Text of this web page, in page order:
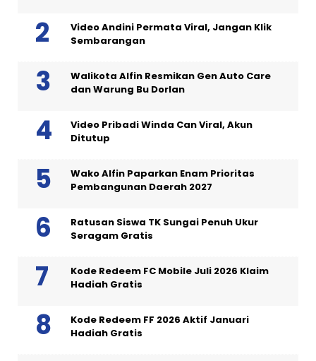
Video Andini Permata Viral, Jangan Klik
Sembarangan
Walikota Alfin Resmikan Gen Auto Care
dan Warung Bu Dorlan
Video Pribadi Winda Can Viral, Akun
Ditutup
Wako Alfin Paparkan Enam Prioritas
Pembangunan Daerah 2027
Ratusan Siswa TK Sungai Penuh Ukur
Seragam Gratis
Kode Redeem FC Mobile Juli 2026 Klaim
Hadiah Gratis
Kode Redeem FF 2026 Aktif Januari
Hadiah Gratis